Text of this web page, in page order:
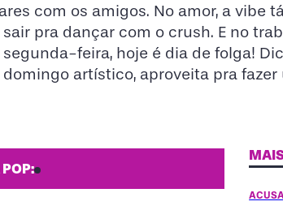
com os amigos. No amor, a vibe
sair pra dançar com o crush. E no
segunda-feira, hoje é dia de folga!
artístico, aproveita pra